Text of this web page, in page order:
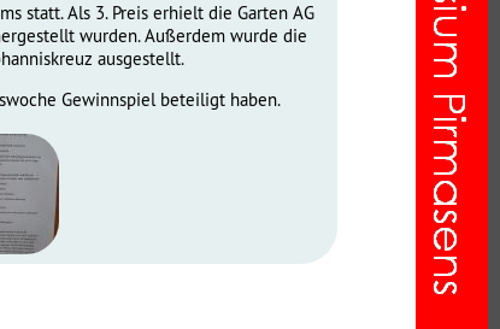
statt. Als 3. Preis erhielt die Garten AG
wurden. Außerdem wurde die
ausgestellt.
Gewinnspiel beteiligt haben.